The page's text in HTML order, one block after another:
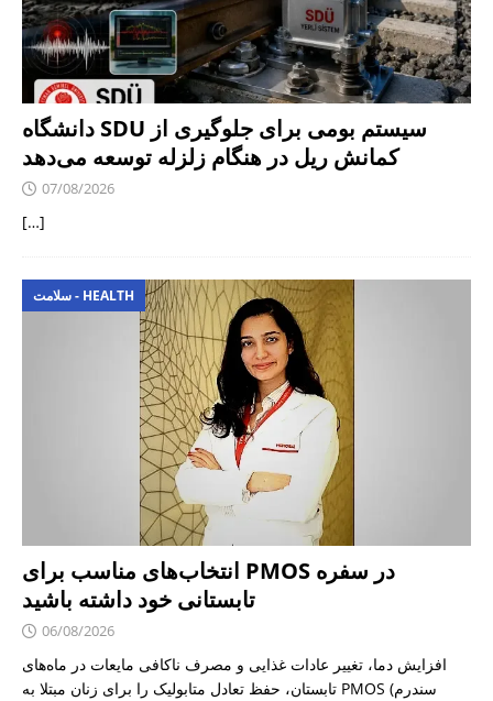
دانشگاه SDU سیستم بومی برای جلوگیری از
کمانش ریل در هنگام زلزله توسعه می‌دهد
07/08/2026
[…]
سلامت - HEALTH
انتخاب‌های مناسب برای PMOS در سفره
تابستانی خود داشته باشید
06/08/2026
افزایش دما، تغییر عادات غذایی و مصرف ناکافی مایعات در ماه‌های
تابستان، حفظ تعادل متابولیک را برای زنان مبتلا به PMOS (سندرم